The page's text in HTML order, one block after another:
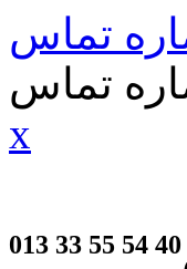
تماس
تماس
x
013 33 55 54 40